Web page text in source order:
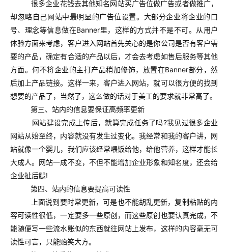
很多企业花钱去其他知名网站买广告位做广告或者做推广，
却忽略自己网站中最明显的广告位设置。大部分企业将企业的口
号、理念等信息做在Banner里，这样的方式并不是不可。从用户
体验方面来考虑，客户进入网站首先关心的是你公司是否有客户需
要的产品，确定有合适的产品以后，才会去考虑如售后服务等其他
方面。何不将企业的主打产品稍加修饰，放置在Banner部分，然
后加上产品链接。这样一来，客户进入网站，就可以很方便的找到
想要的产品了，当然了，这么做的话对于美工的要求就非常高了。
第三、站内的信息要保证高频率更新
网站建设完成上传后，就算完成任务了吗?我见过很多企业
网站从始至终，内容就没有发生过变化。我经常和我的客户讲，网
站就像一个婴儿，我们应该经常喂饭给他，给他营养，这样才能长
大成人。网站一成不变，不但不能增加企业形象和知名度，还会给
企业扯后腿!
第四、站内的信息要提高可读性
上面说到要时常更新，可是也不能胡乱更新，复制粘贴的内
容可读性很低，一定要多一些原创，而这些原创也要认真完成，不
能随便写一些流水账似的东西就往网站上发布，这样的内容毫无可
读性可言，只能贻笑大方。